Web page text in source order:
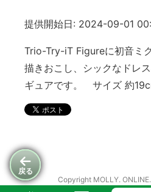
戻る
提供開始日: 2024-09-01
Trio-Try-iT Figureに初音ミ
描きおこし、シックなドレ
ギュアです。 サイズ 約
Copyright MOLLY.